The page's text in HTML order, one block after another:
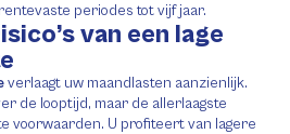
periodes tot vijf jaar.
van een lage
verlaagt uw maandlasten aanzienlijk.
de looptijd, maar de allerlaagste
voorwaarden. U profiteert van lagere